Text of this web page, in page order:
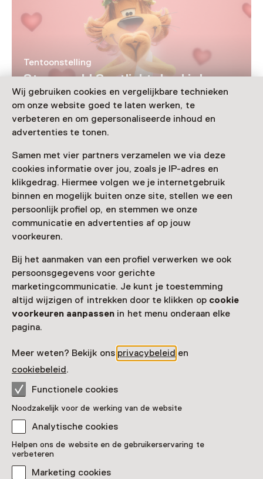
Wij gebruiken cookies en vergelijkbare technieken
om onze website goed te laten werken, te
verbeteren en om gepersonaliseerde inhoud en
advertenties te tonen.
Samen met vier partners verzamelen we via deze
cookies informatie over jou, zoals je IP-adres en
klikgedrag. Hiermee volgen we je internetgebruik
binnen en mogelijk buiten onze site, stellen we een
persoonlijk profiel op, en stemmen we onze
communicatie en advertenties af op jouw
voorkeuren.
Bij het aanmaken van een profiel verwerken we ook
persoonsgegevens voor gerichte
marketingcommunicatie. Je kunt je toestemming
altijd wijzigen of intrekken door te klikken op cookie
voorkeuren aanpassen in het menu onderaan elke
pagina.
Meer weten? Bekijk ons privacybeleid en
cookiebeleid.
Functionele cookies
Noodzakelijk voor de werking van de website
Analytische cookies
Helpen ons de website en de gebruikerservaring te
verbeteren
Marketing cookies
Tentoonstelling
Storyworld Spotlight: Loeki de
Leeuw
T/m 9 januari 2027 van 10:00 tot 17:00
Nog meer ontdekken